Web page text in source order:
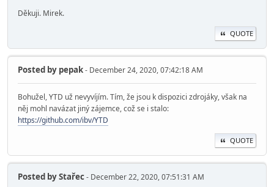
Děkuji. Mirek.
QUOTE
Posted by pepak- December 24, 2020, 07:42:18 AM
Bohužel, YTD už nevyvíjím. Tím, že jsou k dispozici zdrojáky, však na
něj mohl navázat jiný zájemce, což se i stalo:
https://github.com/ibv/YTD
QUOTE
Posted byStařec- December 22, 2020, 07:51:31 AM